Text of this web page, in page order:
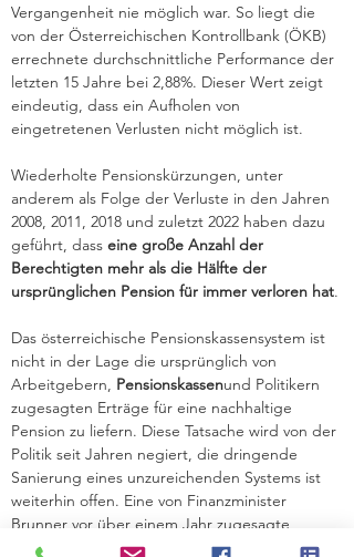
Vergangenheit nie möglich war. So liegt die
von der Österreichischen Kontrollbank (ÖKB)
errechnete durchschnittliche Performance der
letzten 15 Jahre bei 2,88%. Dieser Wert zeigt
eindeutig, dass ein Aufholen von
eingetretenen Verlusten nicht möglich ist.
Wiederholte Pensionskürzungen, unter
anderem als Folge der Verluste in den Jahren
2008, 2011, 2018 und zuletzt 2022 haben dazu
geführt, dass eine große Anzahl der
Berechtigten mehr als die Hälfte der
ursprünglichen Pension für immer verloren hat.
Das österreichische Pensionskassensystem ist
nicht in der Lage die ursprünglich von
Arbeitgebern, Pensionskassenund Politikern
zugesagten Erträge für eine nachhaltige
Pension zu liefern. Diese Tatsache wird von der
Politik seit Jahren negiert, die dringende
Sanierung eines unzureichenden Systems ist
weiterhin offen. Eine von Finanzminister
Brunner vor über einem Jahr zugesagte
Abfederung für die Betroffenen dürfte im